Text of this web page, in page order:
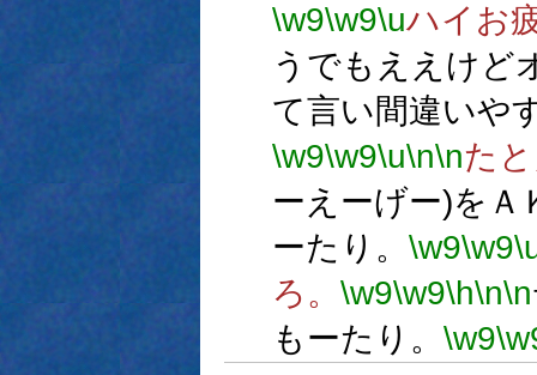
\w9\w9\uハイお
うでもええけど
て言い間違いや
\w9\w9\u\n\nた
ーえーげー)をＡ
ーたり。 \w9\w9
ろ。 \w9\w9\h\n\n
もーたり。 \w9